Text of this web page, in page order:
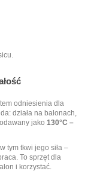
odniesienia dla
działa na balonach,
jako 130°C –
tym tkwi jego siła –
To sprzęt dla
i korzystać.